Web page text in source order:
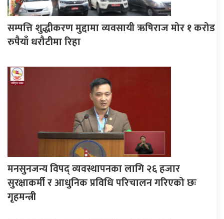
सम्पत्ति शुद्धीकरण मुद्दामा व्यवसायी ऋषिराज मोर १ करोड
रुपैयाँ धरौटीमा रिहा
मनसुनजन्य विपद् व्यवस्थापनका लागि २६ हजार
सुरक्षाकर्मी र आधुनिक प्रविधि परिचालन गरिएको छः
गृहमन्त्री